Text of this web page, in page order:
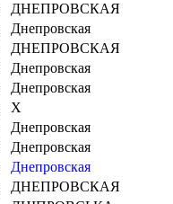
ДНЕПРОВСКАЯ
Днепровская
ДНЕПРОВСКАЯ
Днепровская
Днепровская
Х
Днепровская
Днепровская
Днепровская
ДНЕПРОВСКАЯ